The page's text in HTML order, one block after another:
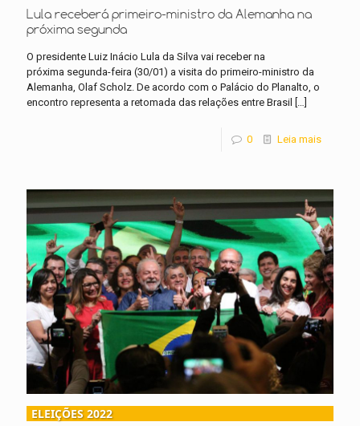
Lula receberá primeiro-ministro da Alemanha na
próxima segunda
O presidente Luiz Inácio Lula da Silva vai receber na
próxima segunda-feira (30/01) a visita do primeiro-ministro da
Alemanha, Olaf Scholz. De acordo com o Palácio do Planalto, o
encontro representa a retomada das relações entre Brasil
[…]
0 Leia mais
ELEIÇÕES 2022